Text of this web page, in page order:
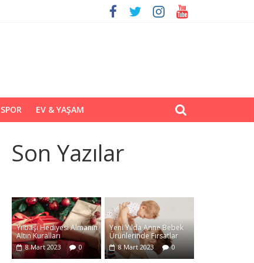
SPOR EV & YAŞAM
Son Yazılar
Yılbaşı Hediyesi Almanın
Altın Kuralları
8 Mart 2023 0
Yeni Yılda Anne Bebek
Ürünlerinde Fırsatlar
8 Mart 2023 0